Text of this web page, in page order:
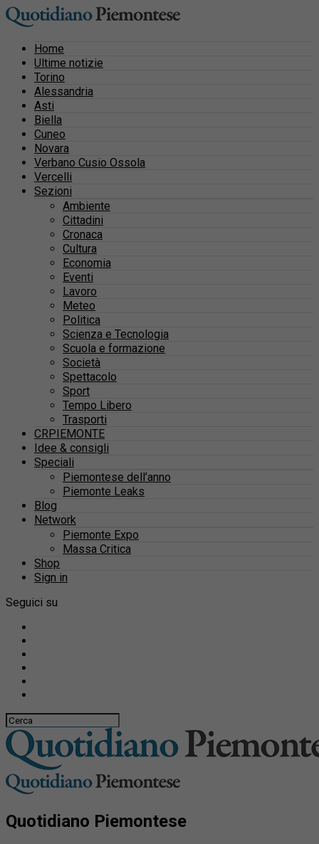
Home
Ultime notizie
Torino
Alessandria
Asti
Biella
Cuneo
Novara
Verbano Cusio Ossola
Vercelli
Sezioni
Ambiente
Cittadini
Cronaca
Cultura
Economia
Eventi
Lavoro
Meteo
Politica
Scienza e Tecnologia
Scuola e formazione
Società
Spettacolo
Sport
Tempo Libero
Trasporti
CRPIEMONTE
Idee & consigli
Speciali
Piemontese dell’anno
Piemonte Leaks
Blog
Network
Piemonte Expo
Massa Critica
Shop
Sign in
Seguici su
Quotidiano Piemontese